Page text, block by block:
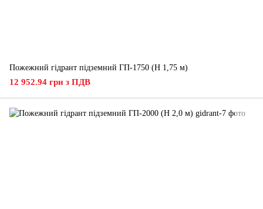
Пожежний гідрант підземний ГП-1750 (H 1,75 м)
12 952.94 грн з ПДВ